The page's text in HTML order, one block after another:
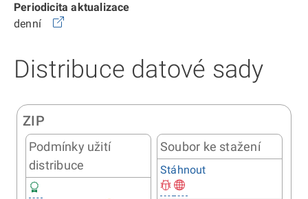
Periodicita aktualizace
denní
Distribuce datové sady
ZIP
Podmínky užití
distribuce
Soubor ke stažení
Stáhnout